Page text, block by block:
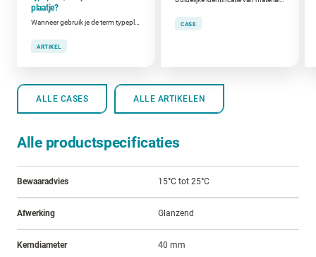
plaatje?
ARTIKEL
CASE
ALLE CASES ALLE ARTIKELEN
Alle productspecificaties
Bewaaradvies 15°C tot 25°C
Afwerking Glanzend
Kerndiameter 40 mm